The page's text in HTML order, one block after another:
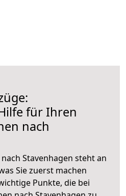
für Ihren
nach
Stavenhagen steht an
Sie zuerst machen
Punkte, die bei